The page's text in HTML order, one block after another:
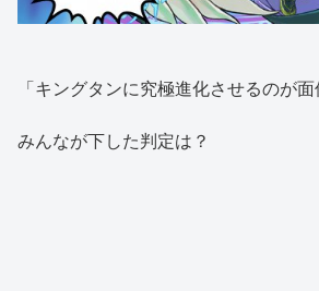
「キングタンに究極進化させるのが面
みんなが下した判定は？